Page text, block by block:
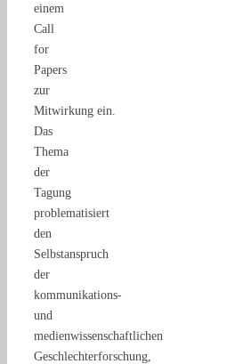
einem
Call
for
Papers
zur
Mitwirkung ein.
Das
Thema
der
Tagung
problematisiert
den
Selbstanspruch
der
kommunikations-
und
medienwissenschaftlichen
Geschlechterforschung,